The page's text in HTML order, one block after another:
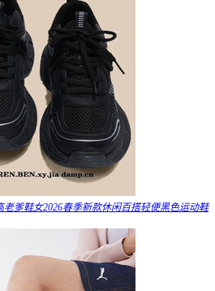
老爹鞋女2026春季新款休闲百搭轻便黑色运动鞋